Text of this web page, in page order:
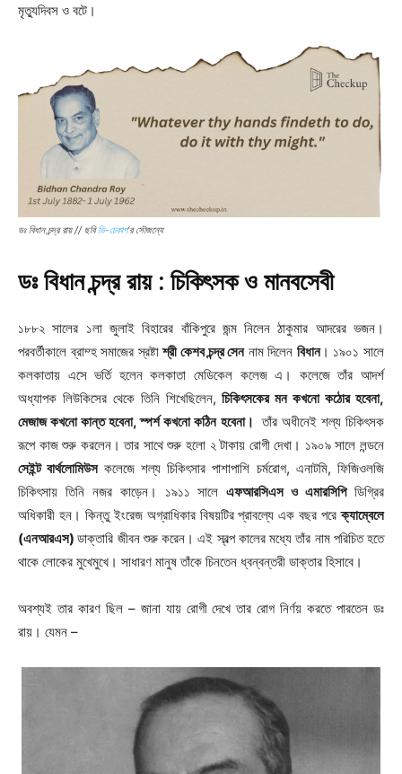
মৃত্যুদিবস ও বটে।
ডঃ বিধান চন্দ্র রায় // ছবিডি-চেকাপ‘র সৌজন্যে
ডঃ বিধান চন্দ্র রায় : চিকিৎসক ও মানবসেবী
১৮৮২ সালের ১লা জুলাই বিহারের বাঁকিপুরে জন্ম নিলেন ঠাকুমার আদরের ভজন।
পরবর্তীকালে ব্রাম্হ সমাজের স্রষ্টাশ্রী কেশব চন্দ্র সেননাম দিলেন বিধান। ১৯০১ সালে
কলকাতায় এসে ভর্তি হলেন কলকাতা মেডিকেল কলেজ এ। কলেজে তাঁর আদর্শ
অধ্যাপক লিউকিসের থেকে তিনি শিখেছিলেন, চিকিৎসকের মন কখনো কঠোর হবেনা,
মেজাজ কখনো কান্ত হবেনা, স্পর্শ কখনো কঠিন হবেনা। তাঁর অধীনেই শল্য চিকিৎসক
রূপে কাজ শুরু করলেন। তার সাথে শুরু হলো ২ টাকায় রোগী দেখা। ১৯০৯ সালে লন্ডনে
সেইন্ট বার্থলোমিউস কলেজে শল্য চিকিৎসার পাশাপাশি চর্মরোগ, এনাটমি, ফিজিওলজি
চিকিৎসায় তিনি নজর কাড়েন। ১৯১১ সালেএফআরসিএস ও এমারসিপিডিগ্রির
অধিকারী হন। কিন্তু ইংরেজ অগ্রাধিকার বিষয়টির প্রাবল্যে এক বছর পরেক্যাম্বেলে
(এনআরএস)ডাক্তারি জীবন শুরু করেন। এই স্বল্প কালের মধ্যে তাঁর নাম পরিচিত হতে
থাকে লোকের মুখেমুখে। সাধারণ মানুষ তাঁকে চিনতেন ধ্বন্বন্তরী ডাক্তার হিসাবে।
অবশ্যই তার কারণ ছিল – জানা যায় রোগী দেখে তার রোগ নির্ণয় করতে পারতেন ডঃ
রায়। যেমন –